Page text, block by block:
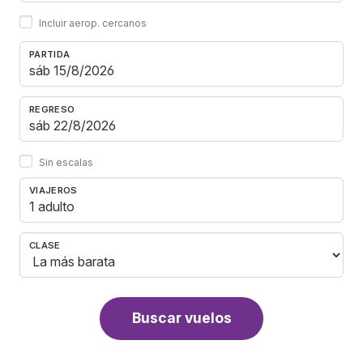
Incluir aerop. cercanos
PARTIDA
REGRESO
Sin escalas
VIAJEROS
1 adulto
CLASE
Buscar vuelos